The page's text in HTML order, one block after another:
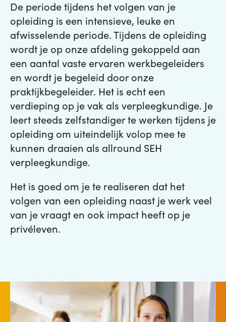
De periode tijdens het volgen van je
opleiding is een intensieve, leuke en
afwisselende periode. Tijdens de opleiding
wordt je op onze afdeling gekoppeld aan
een aantal vaste ervaren werkbegeleiders
en wordt je begeleid door onze
praktijkbegeleider. Het is echt een
verdieping op je vak als verpleegkundige. Je
leert steeds zelfstandiger te werken tijdens je
opleiding om uiteindelijk volop mee te
kunnen draaien als allround SEH
verpleegkundige.
Het is goed om je te realiseren dat het
volgen van een opleiding naast je werk veel
van je vraagt en ook impact heeft op je
privéleven.